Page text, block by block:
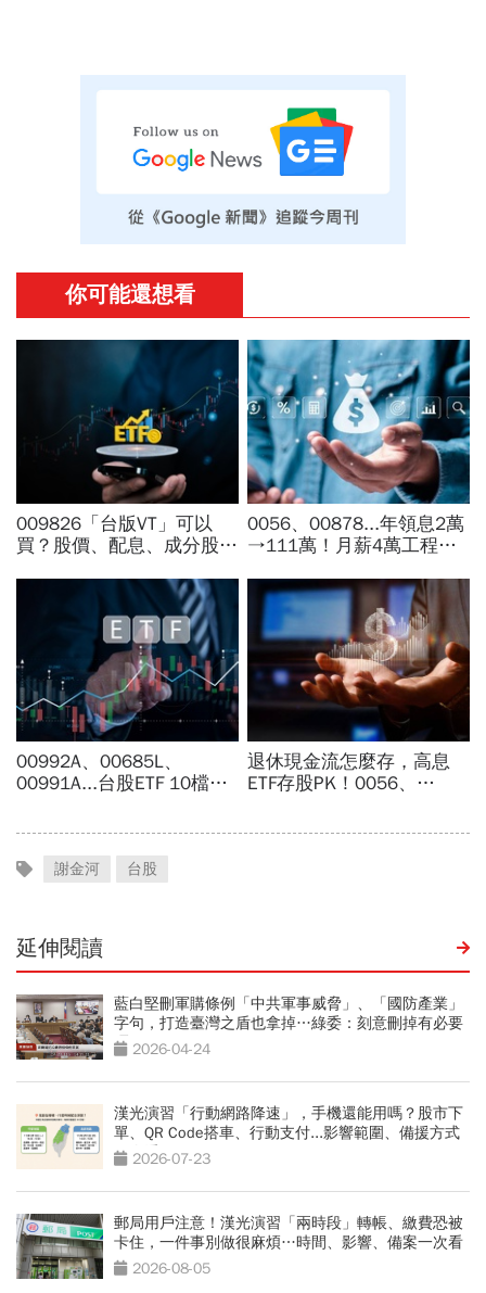
謝金河 台股
延伸閱讀
藍白堅刪軍購條例「中共軍事威脅」、「國防產業」
字句，打造臺灣之盾也拿掉…綠委：刻意刪掉有必要
嗎 2026-04-24
漢光演習「行動網路降速」，手機還能用嗎？股市下
單、QR Code搭車、行動支付...影響範圍、備援方式
一次看
2026-07-23
郵局用戶注意！漢光演習「兩時段」轉帳、繳費恐被
卡住，一件事別做很麻煩…時間、影響、備案一次看
2026-08-05